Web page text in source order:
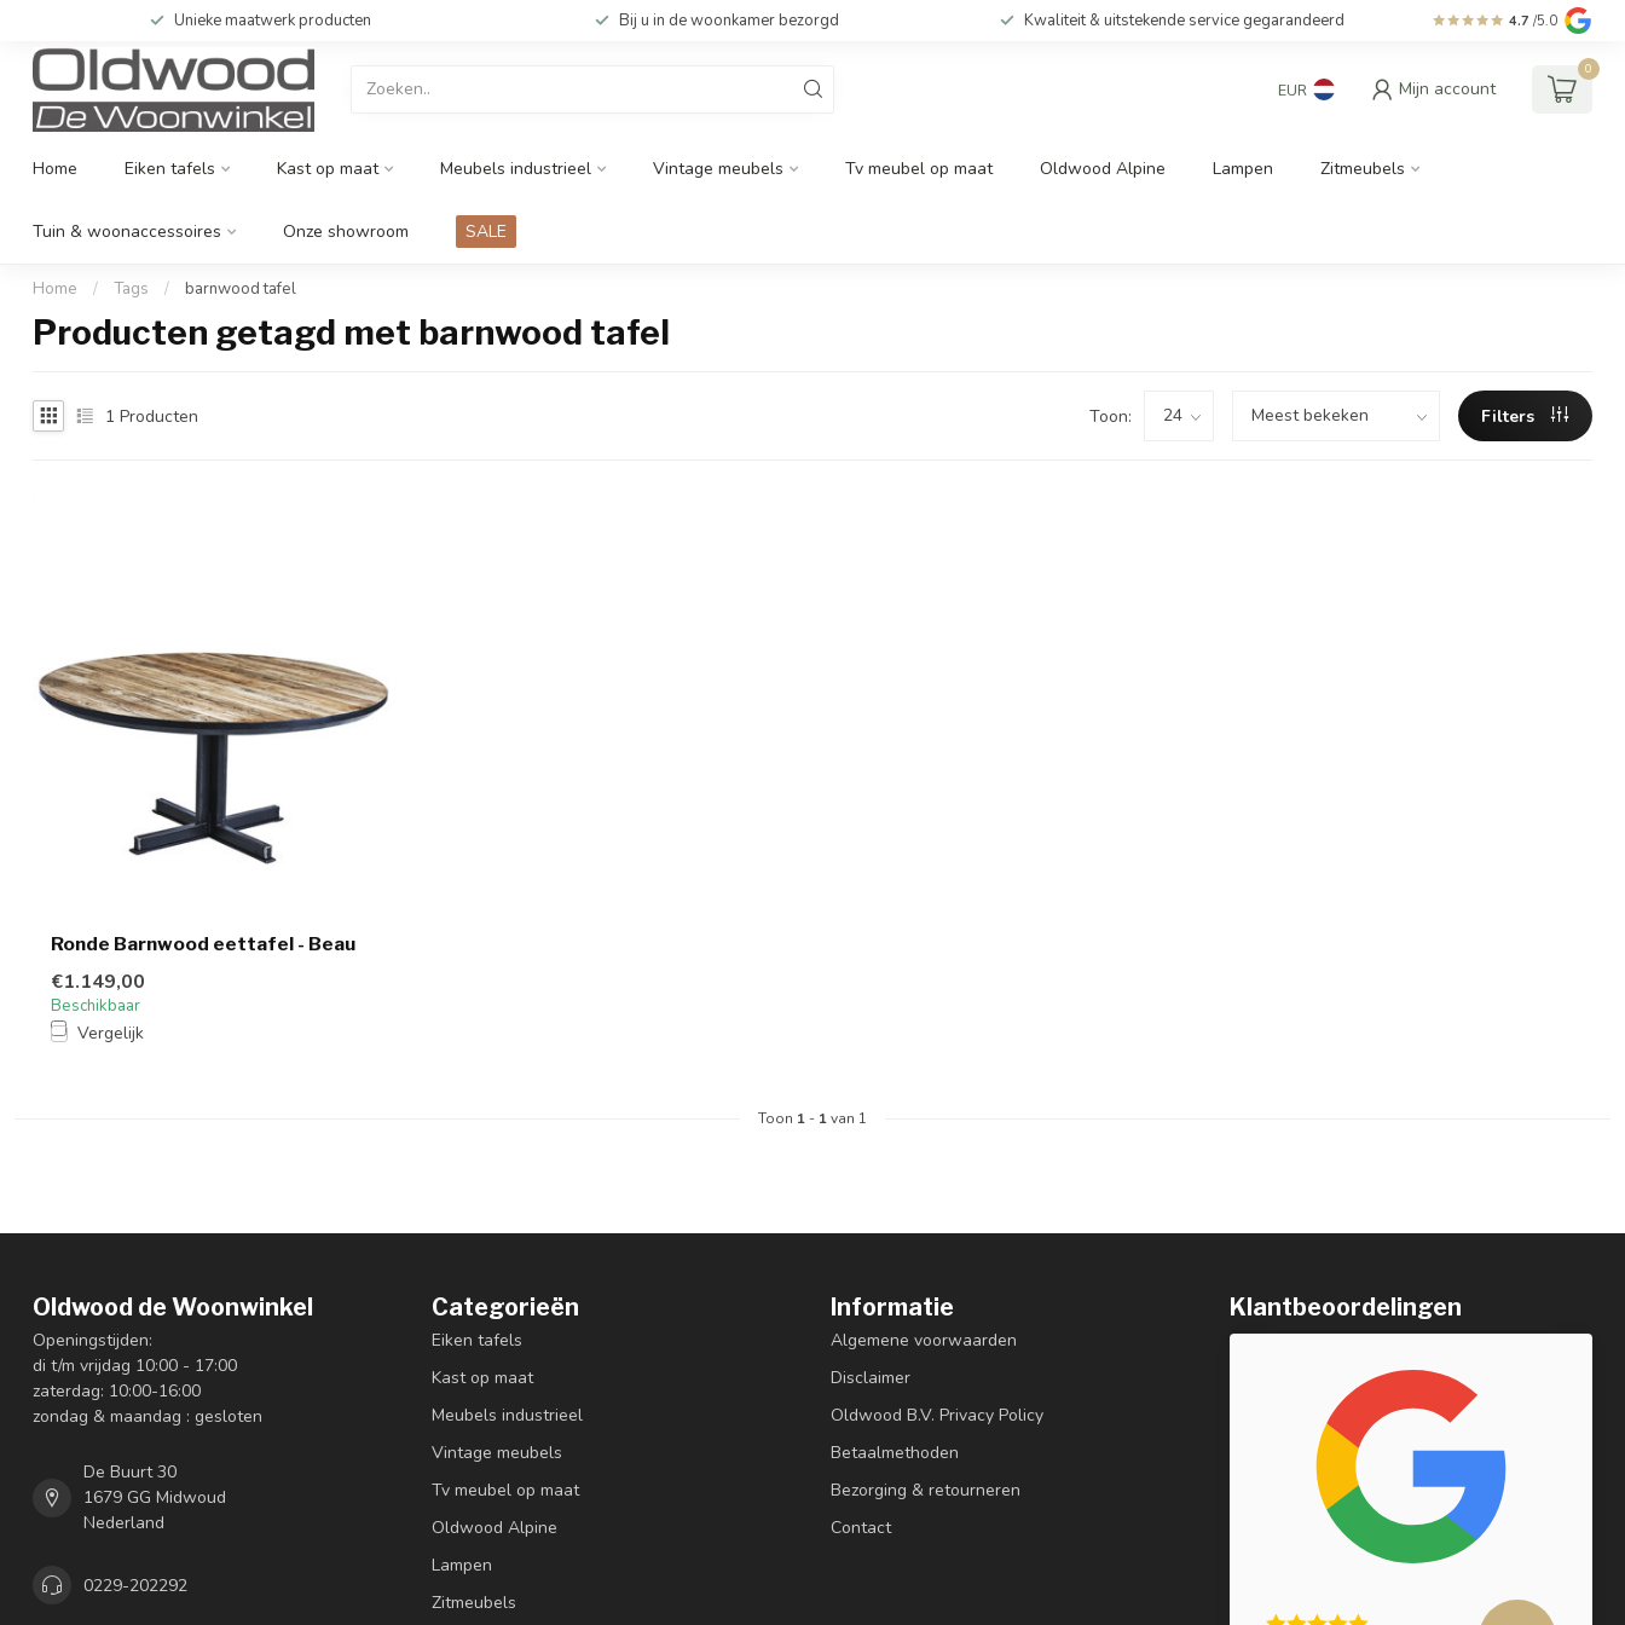
Unieke maatwerk producten Bij u in de woonkamer bezorgd Kwaliteit & uitstekende service gegarandeerd 4.7 /5.0
EUR Mijn account
0
Home Eiken tafels Kast op maat Meubels industrieel Vintage meubels Tv meubel op maat Oldwood Alpine Lampen Zitmeubels
Tuin & woonaccessoires Onze showroom SALE
Home / Tags / barnwood tafel
Producten getagd met barnwood tafel
1 Producten Toon: Filters
Ronde Barnwood eettafel - Beau
€1.149,00
Beschikbaar
Vergelijk
Toon 1 - 1van 1
Oldwood de Woonwinkel
Openingstijden:
di t/m vrijdag 10:00 - 17:00
zaterdag: 10:00-16:00
zondag & maandag : gesloten
De Buurt 30
1679 GG Midwoud
Nederland
0229-202292
Categorieën
Eiken tafels
Kast op maat
Meubels industrieel
Vintage meubels
Tv meubel op maat
Oldwood Alpine
Lampen
Zitmeubels
Informatie
Algemene voorwaarden
Disclaimer
Oldwood B.V. Privacy Policy
Betaalmethoden
Bezorging & retourneren
Contact
Klantbeoordelingen